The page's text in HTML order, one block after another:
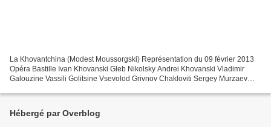
La Khovantchina (Modest Moussorgski) Représentation du 09 février 2013
Opéra Bastille Ivan Khovanski Gleb Nikolsky Andrei Khovanski Vladimir
Galouzine Vassili Golitsine Vsevolod Grivnov Chakloviti Sergey Murzaev
Hébergé par Overblog